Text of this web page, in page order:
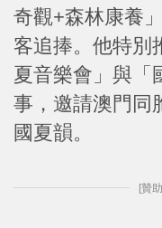
奇觀+森林康養
客追捧。他特別
夏音樂會」與「
事，邀請澳門同
國夏韻。
[贊